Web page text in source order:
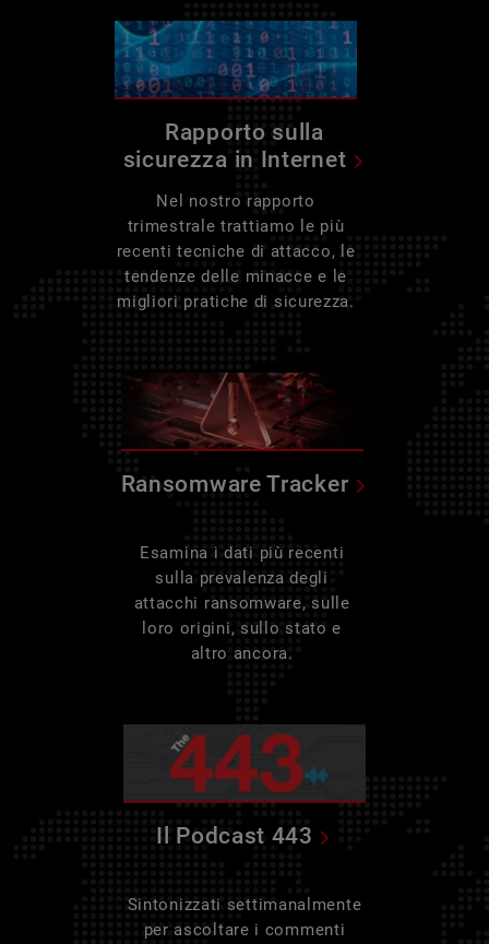
Rapporto sulla
sicurezza in Internet
Nel nostro rapporto
trimestrale trattiamo le più
recenti tecniche di attacco, le
tendenze delle minacce e le
migliori pratiche di sicurezza.
Ransomware Tracker
Esamina i dati più recenti
sulla prevalenza degli
attacchi ransomware, sulle
loro origini, sullo stato e
altro ancora.
Il Podcast 443
Sintonizzati settimanalmente
per ascoltare i commenti